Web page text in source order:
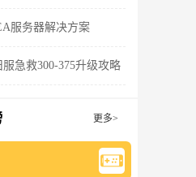
服务器解决方案
服急救300-375升级攻略
更多>